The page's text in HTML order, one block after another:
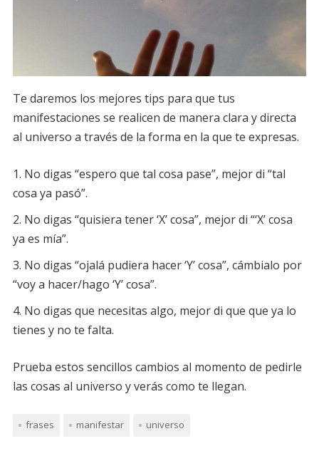
Te daremos los mejores tips para que tus
manifestaciones se realicen de manera clara y directa
al universo a través de la forma en la que te expresas.
No digas “espero que tal cosa pase”, mejor di “tal
cosa ya pasó”.
No digas “quisiera tener ‘X’ cosa”, mejor di “‘X’ cosa
ya es mía”.
No digas “ojalá pudiera hacer ‘Y’ cosa”, cámbialo por
“voy a hacer/hago ‘Y’ cosa”.
No digas que necesitas algo, mejor di que que ya lo
tienes y no te falta.
Prueba estos sencillos cambios al momento de pedirle
las cosas al universo y verás como te llegan.
frases manifestar universo